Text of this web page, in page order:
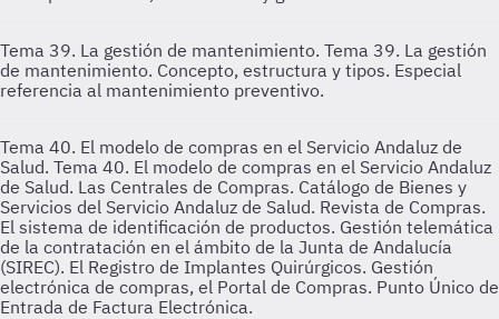
Tema 39. La gestión de mantenimiento. Tema 39. La gestión
de mantenimiento. Concepto, estructura y tipos. Especial
referencia al mantenimiento preventivo.
Tema 40. El modelo de compras en el Servicio Andaluz de
Salud. Tema 40. El modelo de compras en el Servicio Andaluz
de Salud. Las Centrales de Compras. Catálogo de Bienes y
Servicios del Servicio Andaluz de Salud. Revista de Compras.
El sistema de identificación de productos. Gestión telemática
de la contratación en el ámbito de la Junta de Andalucía
(SIREC). El Registro de Implantes Quirúrgicos. Gestión
electrónica de compras, el Portal de Compras. Punto Único de
Entrada de Factura Electrónica.